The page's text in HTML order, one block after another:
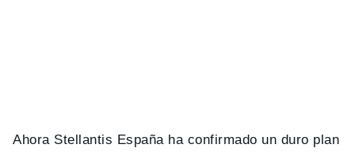
Ahora Stellantis España ha confirmado un duro plan